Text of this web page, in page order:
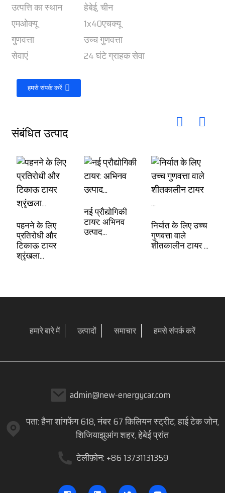
उत्पत्ति का स्थान
हेबेई, चीन
एमओक्यू
1x40एचक्यू
गुणवत्ता
उच्च गुणवत्ता
सेवाएं
24 घंटे ग्राहक सेवा
हमसे संपर्क करें
संबंधित उत्पाद
पहनने के लिए
प्रतिरोधी और
टिकाऊ टायर
श्रृंखला...
नई प्रौद्योगिकी
टायर: अभिनव
उत्पाद... निर्यात के लिए उच्च
गुणवत्ता वाले
शीतकालीन टायर ...
हमारे बारे में उत्पादों समाचार हमसे संपर्क करें
admin@new-energycar.com
पता: हैना शांगफेंग 618, नंबर 67 किलियन स्ट्रीट, हाई टेक जोन,
शिजियाझुआंग शहर, हेबेई प्रांत
टेलीफ़ोन: +86 13731131359